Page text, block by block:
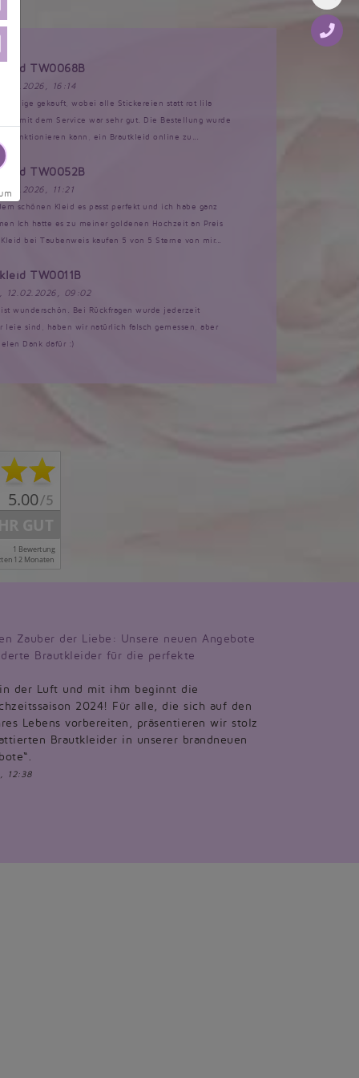
TW0068B
16:14
gekauft, wobei alle Stickereien statt rot lila
mit dem Service war sehr gut. Die Bestellung wurde
funktionieren kann, ein Brautkleid online zu...
TW0052B
11:21
schönen Kleid es passt perfekt und ich habe ganz
Ich hatte es zu meiner goldenen Hochzeit an Preis
bei Taubenweis kaufen 5 von 5 Sterne von mir...
TW0011B
12.02.2026, 09:02
wunderschön. Bei Rückfragen wurde jederzeit
leie sind, haben wir natürlich falsch gemessen, aber
Dank dafür :)
Zauber der Liebe: Unsere neuen Angebote
Brautkleider für die perfekte
der Luft und mit ihm beginnt die
2024! Für alle, die sich auf den
Lebens vorbereiten, präsentieren wir stolz
Brautkleider in unserer brandneuen
12:38